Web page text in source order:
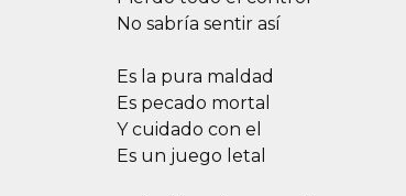
No sabría sentir así
Es la pura maldad
Es pecado mortal
Y cuidado con el
Es un juego letal